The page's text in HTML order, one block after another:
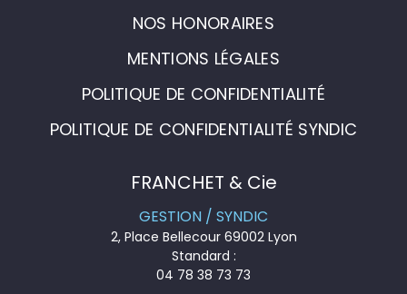
NOS HONORAIRES
MENTIONS LÉGALES
POLITIQUE DE CONFIDENTIALITÉ
POLITIQUE DE CONFIDENTIALITÉ SYNDIC
FRANCHET & Cie
GESTION / SYNDIC
2, Place Bellecour 69002 Lyon
Standard :
04 78 38 73 73